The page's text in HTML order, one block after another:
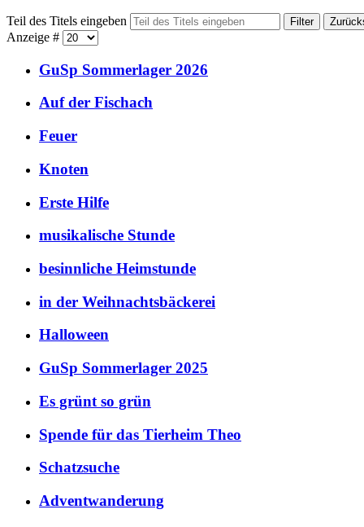
Teil des Titels eingeben Filter
Anzeige #
GuSp Sommerlager 2026
Auf der Fischach
Feuer
Knoten
Erste Hilfe
musikalische Stunde
besinnliche Heimstunde
in der Weihnachtsbäckerei
Halloween
GuSp Sommerlager 2025
Es grünt so grün
Spende für das Tierheim Theo
Schatzsuche
Adventwanderung